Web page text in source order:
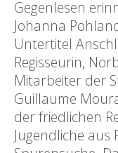
Gegenlesen
Johanna
Untertitel
Regisseurin,
Mitarbeiter der
Guillaume
der friedlichen
Jugendliche